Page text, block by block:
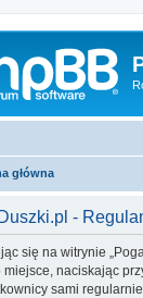
główna
-
się na witrynie
miejsce, naciskając
sami